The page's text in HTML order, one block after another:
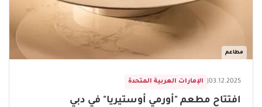
مطاعم
الإمارات العربية المتحدة 03.12.2025
افتتاح مطعم "أورمي أوستيريا" في دبي